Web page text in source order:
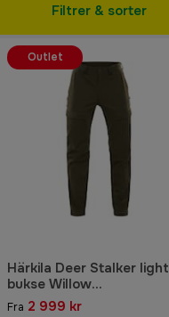
Filtrer & sorter
Härkila Deer Stalker light
bukse Willow
green/Shadow brown
Fra 2 999 kr
Outlet